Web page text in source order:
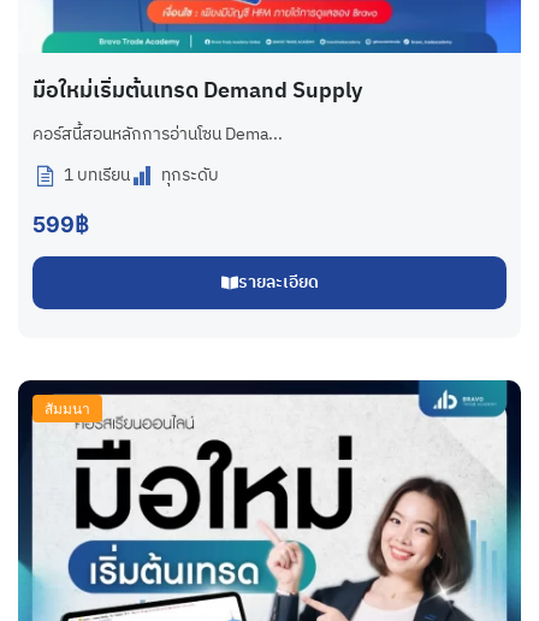
มือใหม่เริ่มต้นเทรด Demand Supply
คอร์สนี้สอนหลักการอ่านโซน Dema...
1 บทเรียน
ทุกระดับ
599฿
รายละเอียด
สัมมนา